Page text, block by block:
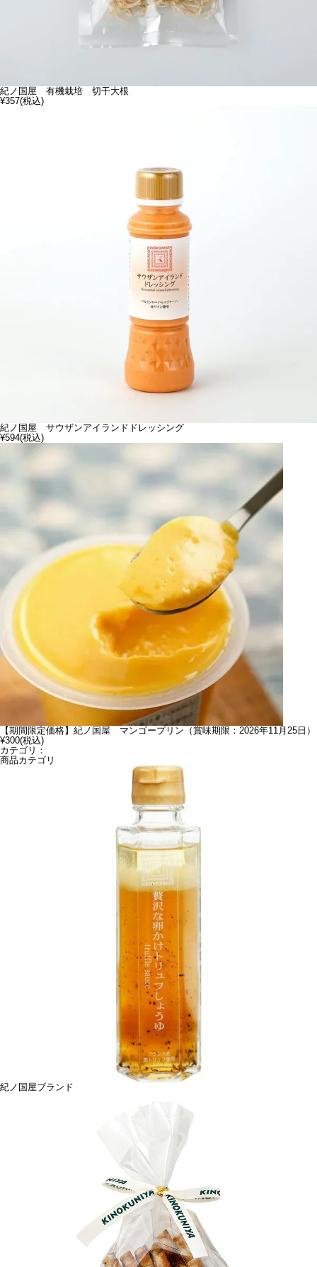
紀ノ国屋 有機栽培 切干大根
¥357(税込)
紀ノ国屋 サウザンアイランドドレッシング
¥594(税込)
【期間限定価格】紀ノ国屋 マンゴープリン（賞味期限：2026年11月25日）
¥300(税込)
カテゴリ：
商品カテゴリ
紀ノ国屋ブランド